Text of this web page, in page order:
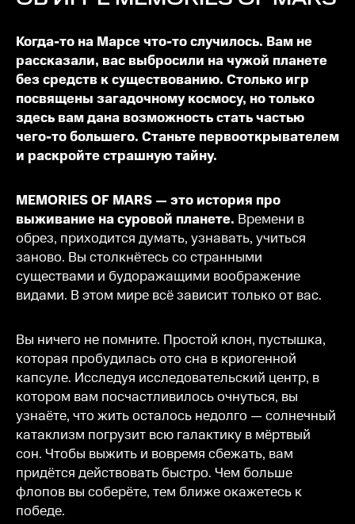
Когда-то на Марсе что-то случилось. Вам не
рассказали, вас выбросили на чужой планете
без средств к существованию. Столько игр
посвящены загадочному космосу, но только
здесь вам дана возможность стать частью
чего-то большего. Станьте первооткрывателем
и раскройте страшную тайну.
MEMORIES OF MARS — это история про
выживание на суровой планете. Времени в
обрез, приходится думать, узнавать, учиться
заново. Вы столкнётесь со странными
существами и будоражащими воображение
видами. В этом мире всё зависит только от вас.
Вы ничего не помните. Простой клон, пустышка,
которая пробудилась ото сна в криогенной
капсуле. Исследуя исследовательский центр, в
котором вам посчастливилось очнуться, вы
узнаёте, что жить осталось недолго — солнечный
катаклизм погрузит всю галактику в мёртвый
сон. Чтобы выжить и вовремя сбежать, вам
придётся действовать быстро. Чем больше
флопов вы соберёте, тем ближе окажетесь к
победе.